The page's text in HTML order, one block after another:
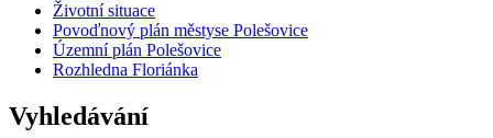
Životní situace
Povoďnový plán městyse Polešovice
Územní plán Polešovice
Rozhledna Floriánka
Vyhledávání